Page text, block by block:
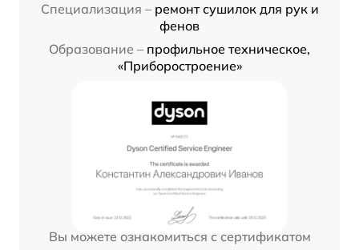
Специализация – ремонт сушилок для рук и
фенов
Образование – профильное техническое,
«Приборостроение»
Вы можете ознакомиться с сертификатом